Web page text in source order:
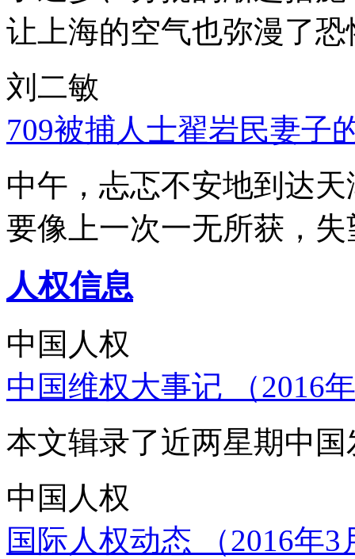
让上海的空气也弥漫了
刘二敏
709被捕人士翟岩民妻子
中午，忐忑不安地到达
要像上一次一无所获，
人权信息
中国人权
中国维权大事记 （2016
本文辑录了近两星期中
中国人权
国际人权动态 （2016年